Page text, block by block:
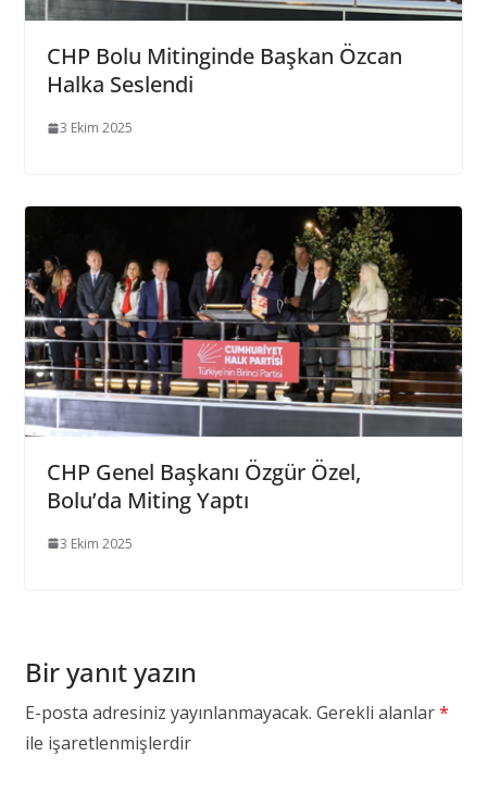
CHP Bolu Mitinginde Başkan Özcan
Halka Seslendi
3 Ekim 2025
CHP Genel Başkanı Özgür Özel,
Bolu’da Miting Yaptı
3 Ekim 2025
Bir yanıt yazın
E-posta adresiniz yayınlanmayacak. Gerekli alanlar*
ile işaretlenmişlerdir